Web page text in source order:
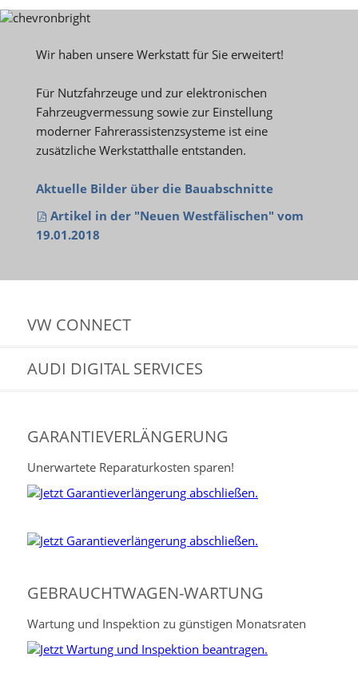
Wir haben unsere Werkstatt für Sie erweitert!
Für Nutzfahrzeuge und zur elektronischen
Fahrzeugvermessung sowie zur Einstellung
moderner Fahrerassistenzsysteme ist eine
zusätzliche Werkstatthalle entstanden.
Aktuelle Bilder über die Bauabschnitte
Artikel in der "Neuen Westfälischen" vom
19.01.2018
VW CONNECT
AUDI DIGITAL SERVICES
GARANTIEVERLÄNGERUNG
Unerwartete Reparaturkosten sparen!
GEBRAUCHTWAGEN-WARTUNG
Wartung und Inspektion zu günstigen Monatsraten